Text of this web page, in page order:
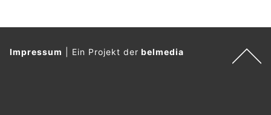
Impressum Ein Projekt derbelmedia